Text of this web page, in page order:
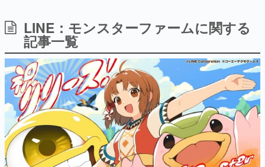
ゲーム開発者・hamatsu氏がゲームの魅力を画面や操作の
具体的な形から解き明かしていく、硬派で骨太な評論連載
です。
ゲームが変えた日本語
「経験値」「裏技」「ラスボス」… ゲームにまつわる言葉
の起源や用法の変遷を、コンピューター文化史研究家・タ
イニーP氏が徹底調査。
カテゴリ
特集記事
マンガ
LINE：モンスターファームに関する
記事一覧